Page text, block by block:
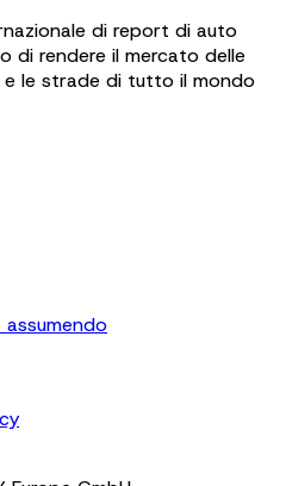
di report di auto
di rendere il mercato delle
le strade di tutto il mondo